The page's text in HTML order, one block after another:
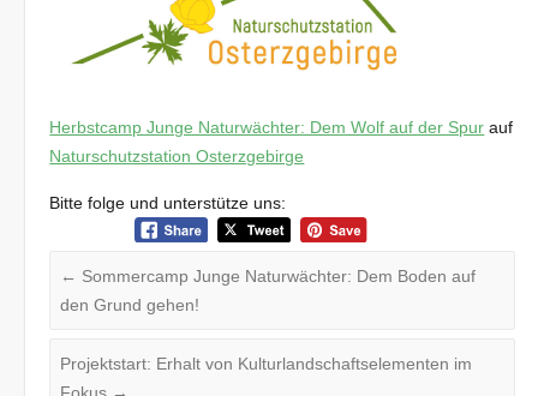
Herbstcamp Junge Naturwächter: Dem Wolf auf der Spur auf
Naturschutzstation Osterzgebirge
Bitte folge und unterstütze uns:
← Sommercamp Junge Naturwächter: Dem Boden auf
den Grund gehen!
Projektstart: Erhalt von Kulturlandschaftselementen im
Fokus →